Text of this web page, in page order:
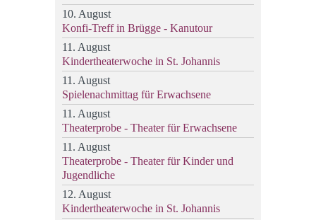
10. August
Konfi-Treff in Brügge - Kanutour
11. August
Kindertheaterwoche in St. Johannis
11. August
Spielenachmittag für Erwachsene
11. August
Theaterprobe - Theater für Erwachsene
11. August
Theaterprobe - Theater für Kinder und
Jugendliche
12. August
Kindertheaterwoche in St. Johannis